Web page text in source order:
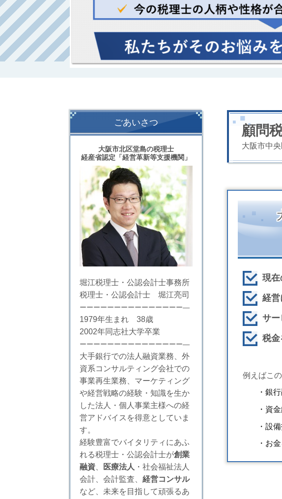
顧問
大阪市中
現在
経営
サー
税金
例えばこ
・銀
・資
・設
・お
ごあいさつ
大阪市北区堂島の税理士
経産省認定「経営革新等支援機関」
堀江税理士・公認会計士事務所
税理士・公認会計士 堀江亮司
ーーーーーーーーーーーーーーー―
1979年生まれ 38歳
2002年同志社大学卒業
ーーーーーーーーーーーーーーー―
大手銀行での法人融資業務、外
資系コンサルティング会社での
事業再生業務、マーケティング
や経営戦略の経験・知識を生か
した法人・個人事業主様への経
営アドバイスを得意としていま
す。
経験豊富でバイタリティにあふ
れる税理士・公認会計士が創業
融資、 医療法人 ・社会福祉法人
会計、会計監査、 経営コンサル
など、未来を目指して頑張るあ